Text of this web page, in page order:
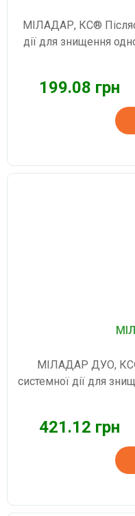
МІЛАДАР, КС®
дії для знищення
199.08 грн
МІЛАДАР ДУО, КС®
системної дії для
421.12 грн